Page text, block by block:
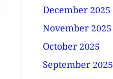
December 2025
November 2025
October 2025
September 2025